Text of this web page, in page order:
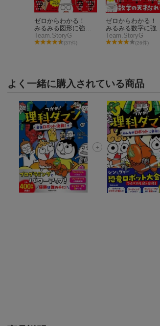
ゼロからわかる！
みるみる図形に強く
なるマンガ
Team.StoryG
(37件)
ゼロからわかる！
みるみる数字に強く
なるマンガ
Team.StoryG
(26件)
よく一緒に購入されている商品